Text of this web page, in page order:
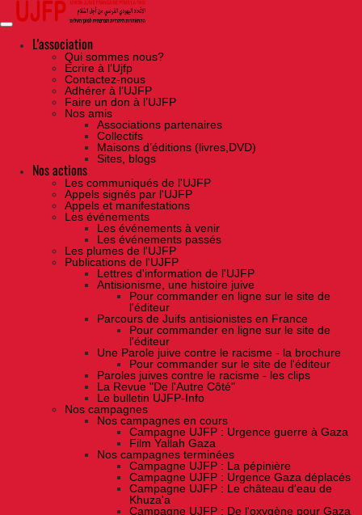
Skip
the
contentL'association
Qui sommes nous?
Ecrire à l’Ujfp
Contactez-nous
Adhérer à l’UJFP
Faire un don à l’UJFP
Nos amis
Associations partenaires
Collectifs
Maisons d’éditions (livres,DVD)
Sites, blogs
Nos actions
Les communiqués de l'UJFP
Appels signés par l'UJFP
Appels et manifestations
Les événements
Les événements à venir
Les événements passés
Les plumes de l'UJFP
Publications de l'UJFP
Lettres d'information de l'UJFP
Antisionisme, une histoire juive
Pour commander en ligne sur le site de
l'éditeur
Parcours de Juifs antisionistes en France
Pour commander en ligne sur le site de
l'éditeur
Une Parole juive contre le racisme - la brochure
Pour commander sur le site de l'éditeur
Paroles juives contre le racisme - les clips
La Revue "De l'Autre Côté"
Le bulletin UJFP-Info
Nos campagnes
Nos campagnes en cours
Campagne UJFP : Urgence guerre à Gaza
Film Yallah Gaza
Nos campagnes terminées
Campagne UJFP : La pépinière
Campagne UJFP : Urgence Gaza déplacés
Campagne UJFP : Le château d'eau de
Khuza'a
Campagne UJFP : De l'oxygène pour Gaza